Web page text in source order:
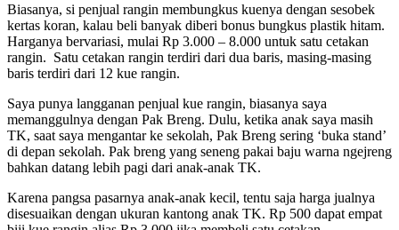
Biasanya, si penjual rangin membungkus kuenya dengan sesobek
kertas koran, kalau beli banyak diberi bonus bungkus plastik hitam.
Harganya bervariasi, mulai Rp 3.000 – 8.000 untuk satu cetakan
rangin. Satu cetakan rangin terdiri dari dua baris, masing-masing
baris terdiri dari 12 kue rangin.
Saya punya langganan penjual kue rangin, biasanya saya
memanggulnya dengan Pak Breng. Dulu, ketika anak saya masih
TK, saat saya mengantar ke sekolah, Pak Breng sering ‘buka stand’
di depan sekolah. Pak breng yang seneng pakai baju warna ngejreng
bahkan datang lebih pagi dari anak-anak TK.
Karena pangsa pasarnya anak-anak kecil, tentu saja harga jualnya
disesuaikan dengan ukuran kantong anak TK. Rp 500 dapat empat